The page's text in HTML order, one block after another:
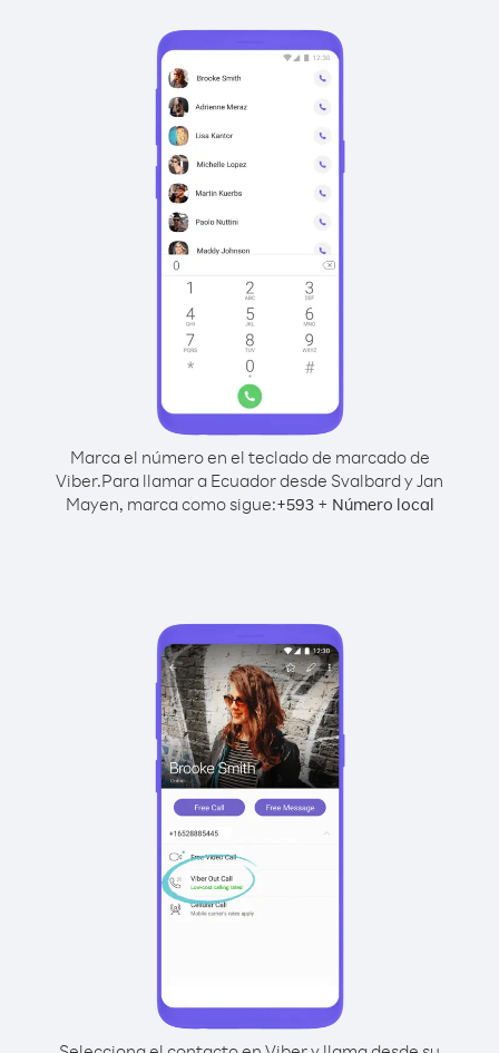
Marca el número en el teclado de marcado de
Viber.Para llamar a Ecuador desde Svalbard y Jan
Mayen, marca como sigue:+593+ Número local